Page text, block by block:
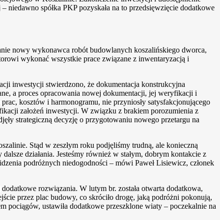
spółka PKP pozyskała na to przedsięwzięcie dodatkowe
nowy wykonawca robót budowlanych koszalińskiego dworca,
wykonać wszystkie prace związane z inwentaryzacją i
inwestycji stwierdzono, że dokumentacja konstrukcyjna
a proces opracowania nowej dokumentacji, jej weryfikacji i
kosztów i harmonogramu, nie przyniosły satysfakcjonującego
założeń inwestycji. W związku z brakiem porozumienia z
strategiczną decyzję o przygotowaniu nowego przetargu na
Stąd w zeszłym roku podjęliśmy trudną, ale konieczną
działania. Jesteśmy również w stałym, dobrym kontakcie z
podróżnych niedogodności – mówi Paweł Lisiewicz, członek
rozwiązania. W lutym br. została otwarta dodatkowa,
przez plac budowy, co skróciło drogę, jaką podróżni pokonują,
pociągów, ustawiła dodatkowe przeszklone wiaty – poczekalnie na